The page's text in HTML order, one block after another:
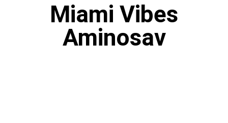
Miami Vibes
Aminosav